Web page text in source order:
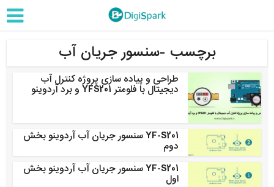
برچسب -سنسور جریان آب
طراحی و پیاده سازی پروژه کنترل آب
دیجیتال با فلومتر YFS201 و برد آردوینو
YF-S201 سنسور جریان آب آردوینو بخش
دوم
YF-S201 سنسور جریان آب آردوینو بخش
اول